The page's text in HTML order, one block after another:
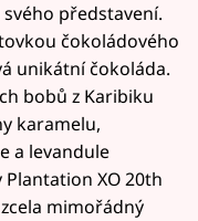
představení.
čokoládového
unikátní čokoláda.
bobů z Karibiku
karamelu,
a levandule
XO 20th
mimořádný